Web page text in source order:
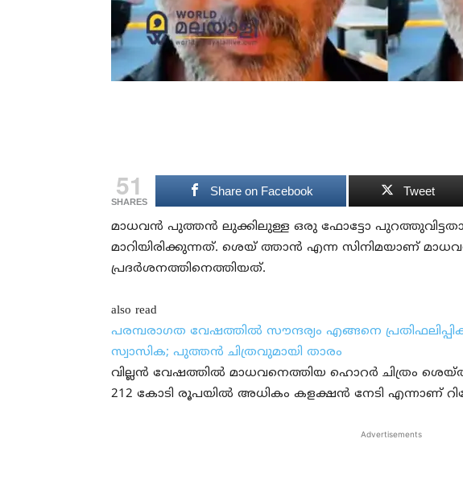
51
SHARES
Share on Facebook Tweet
മാധവൻ പുത്തൻ ലുക്കിലുള്ള ഒരു ഫോട്ടോ
മാറിയിരിക്കുന്നത്. ശെയ്‍ ത്താൻ എന്ന സിനിമയാണ്
പ്രദര്‍ശനത്തിനെത്തിയത്.
also read
പരമ്പരാഗത വേഷത്തില്‍ സൗന്ദര്യം എങ്ങനെ
സ്വാസിക; പുത്തന്‍ ചിത്രവുമായി താരം
വില്ലൻ വേഷത്തില്‍ മാധവനെത്തിയ ഹൊറര്‍ ചിത്രം
212 കോടി രൂപയില്‍ അധികം കളക്ഷൻ നേടി എന്നാണ്
Advertisements